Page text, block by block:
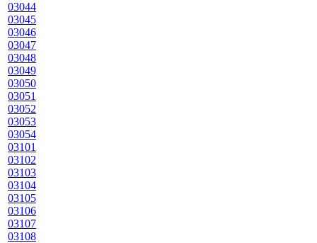
03044
03045
03046
03047
03048
03049
03050
03051
03052
03053
03054
03101
03102
03103
03104
03105
03106
03107
03108